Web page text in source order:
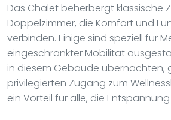
Das Chalet beherbergt klassische
Doppelzimmer, die Komfort und
verbinden. Einige sind speziell für
eingeschränkter Mobilität
in diesem Gebäude übernachten,
privilegierten Zugang zum
ein Vorteil für alle, die